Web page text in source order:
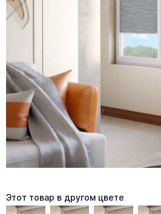
Этот товар в другом цвете